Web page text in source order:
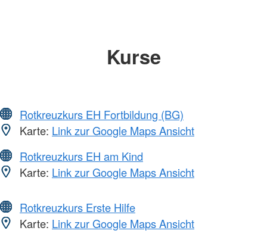
Kurse
Rotkreuzkurs EH Fortbildung (BG)
Karte: Link zur Google Maps Ansicht
Rotkreuzkurs EH am Kind
Karte: Link zur Google Maps Ansicht
Rotkreuzkurs Erste Hilfe
Karte: Link zur Google Maps Ansicht